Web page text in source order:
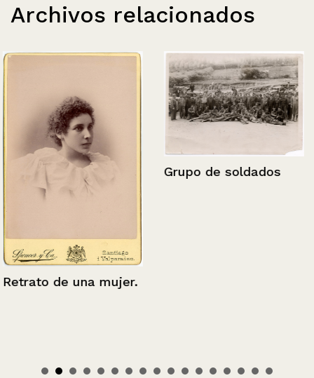
Archivos relacionados
Retrato de una mujer.
Grupo de soldados